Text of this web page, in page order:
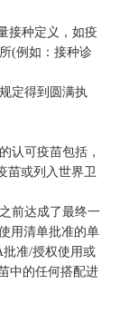
接种定义，如疫
(例如：接种诊
定得到圆满执
认可疫苗包括，
苗或列入世界卫
前达成了最终一
用清单批准的单
批准/授权使用或
中的任何搭配进